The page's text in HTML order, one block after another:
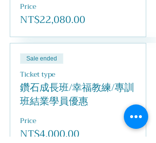
Price
NT$22,080.00
Sale ended
Ticket type
鑽石成長班/幸福教練/專訓
班結業學員優惠
Price
NT$4,000.00